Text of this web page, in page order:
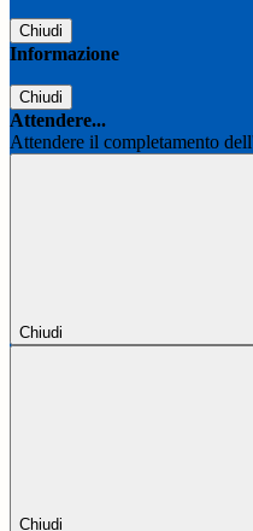
Chiudi
Informazione
Chiudi
Attendere...
Attendere il completamento
Chiudi
Chiudi